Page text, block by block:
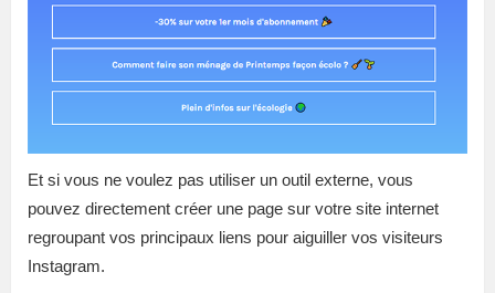
Et si vous ne voulez pas utiliser un outil externe, vous
pouvez directement créer une page sur votre site internet
regroupant vos principaux liens pour aiguiller vos visiteurs
Instagram.